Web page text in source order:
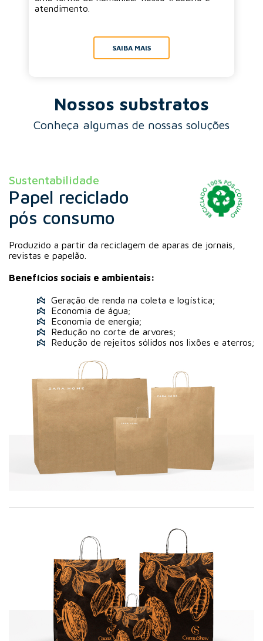
atendimento.
SAIBA MAIS
Nossos substratos
Conheça algumas de nossas soluções
Sustentabilidade
Papel reciclado
pós consumo
Produzido a partir da reciclagem de aparas de jornais,
revistas e papelão.
Benefícios sociais e ambientais:
Geração de renda na coleta e logística;
Economia de água;
Economia de energia;
Redução no corte de arvores;
Redução de rejeitos sólidos nos lixões e aterros;